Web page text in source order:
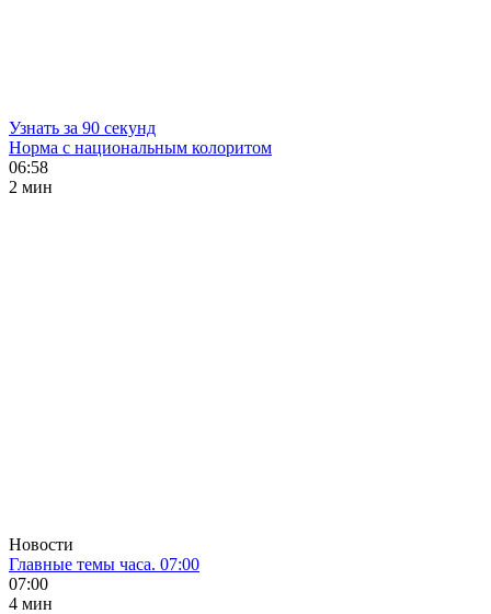
Узнать за 90 секунд
Норма с национальным колоритом
06:58
2 мин
Новости
Главные темы часа. 07:00
07:00
4 мин